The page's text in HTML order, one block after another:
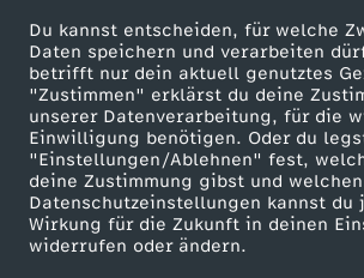
Du kannst entscheiden, für welche
Daten speichern und verarbeiten
betrifft nur dein aktuell genutztes
"Zustimmen" erklärst du deine
unserer Datenverarbeitung, für die
Einwilligung benötigen. Oder du
"Einstellungen/Ablehnen" fest,
deine Zustimmung gibst und
Datenschutzeinstellungen kannst du
Wirkung für die Zukunft in deinen
widerrufen oder ändern.
e
-
J
u
l
ZDF goes Schule
Werbefernsehen
Mainzelmännchen